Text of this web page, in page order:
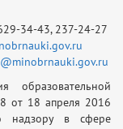
34-43, 237-24-27
от 18 апреля 2016
надзору в сфере